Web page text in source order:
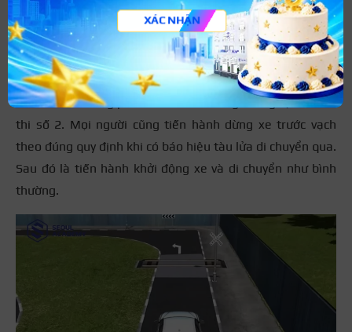
quy định
Bài 8: Sơ đồ thi sa hình dừng tại điểm giao
với đường sắt
Bài thi số 8 trong phần thi sa hình cũng tương tự như bài
thi số 2. Mọi người cũng tiến hành dừng xe trước vạch
theo đúng quy định khi có báo hiệu tàu lửa di chuyển qua.
Sau đó là tiến hành khởi động xe và di chuyển như bình
thường.
XÁC NHẬN